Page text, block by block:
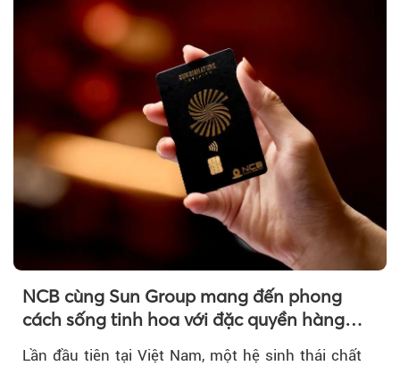
NCB cùng Sun Group mang đến phong
cách sống tinh hoa với đặc quyền hàng
đầu Việt Nam
Lần đầu tiên tại Việt Nam, một hệ sinh thái chất